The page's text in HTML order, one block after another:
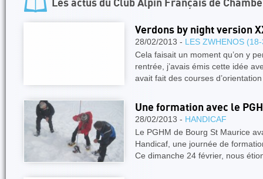
Les actus du Club Alpin Français de
Verdons by night version
28/02/2013 - LES ZWHENOS
Cela faisait un moment qu’on y
rentrée, j’avais émis cette idée
avait fait des courses
Une formation avec le
28/02/2013 - HANDICAF
Le PGHM de Bourg St Maurice
Handicaf, une journée de
Ce dimanche 24 février, nous